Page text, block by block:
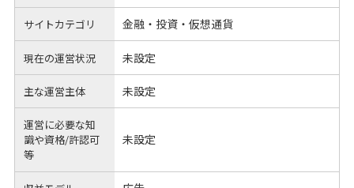
サイトカテゴリ 金融・投資・仮想通貨
現在の運営状況 未設定
主な運営主体 未設定
運営に必要な知
識や資格/許認可
等
未設定